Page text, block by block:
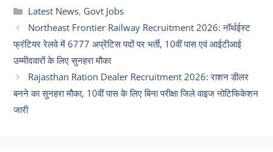
Categories
Latest News, Govt Jobs
Northeast Frontier Railway Recruitment 2026: नॉर्थईस्ट
फ्रंटियर रेलवे में 6777 अप्रेंटिस पदों पर भर्ती, 10वीं पास एवं आईटीआई
उम्मीदवारों के लिए सुनहरा मौका
Rajasthan Ration Dealer Recruitment 2026: राशन डीलर
बनने का सुनहरा मौका, 10वीं पास के लिए बिना परीक्षा जिले वाइज नोटिफिकेशन
जारी